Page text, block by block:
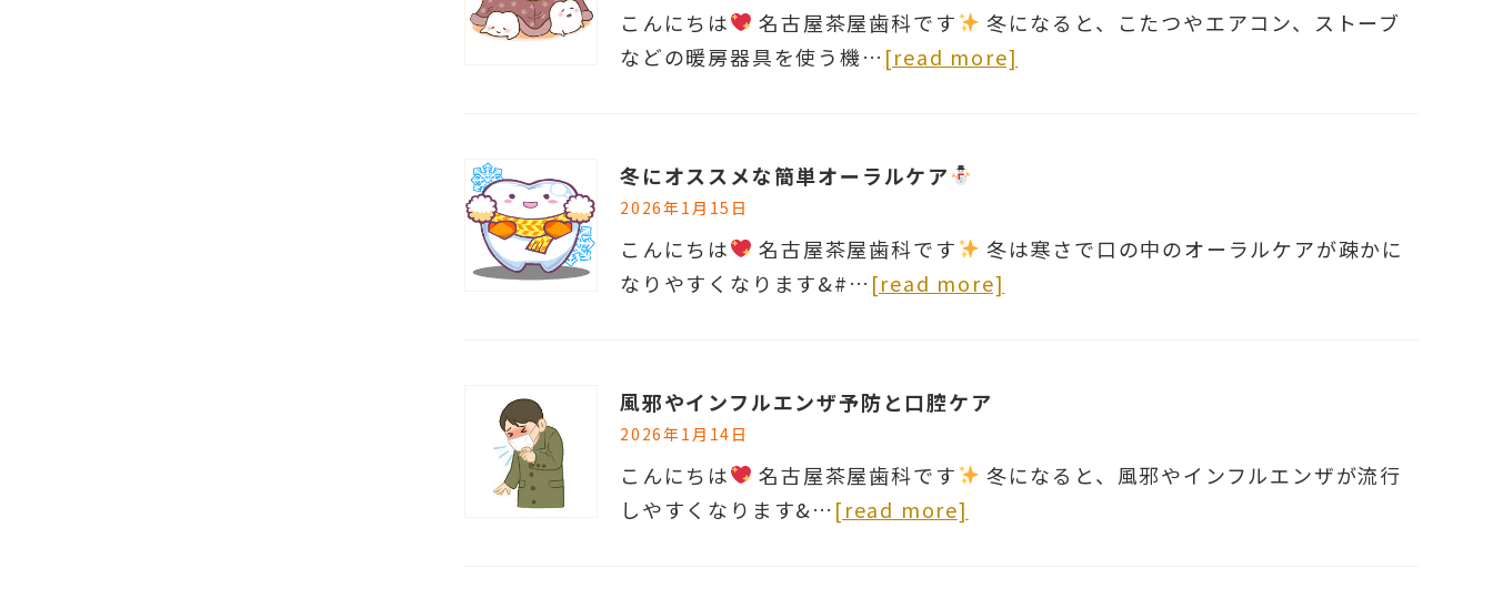
こんにちは 名古屋茶屋歯科です
冬になると、こたつやエアコン、ストーブ
などの暖房器具を使う機… [read more]
冬にオススメな簡単オーラルケア
2026年1月15日
こんにちは 名古屋茶屋歯科です
冬は寒さで口の中のオーラルケアが疎かに
なりやすくなります&#… [read more]
風邪やインフルエンザ予防と口腔ケア
2026年1月14日
こんにちは 名古屋茶屋歯科です
冬になると、風邪やインフルエンザが流行
しやすくなります&… [read more]